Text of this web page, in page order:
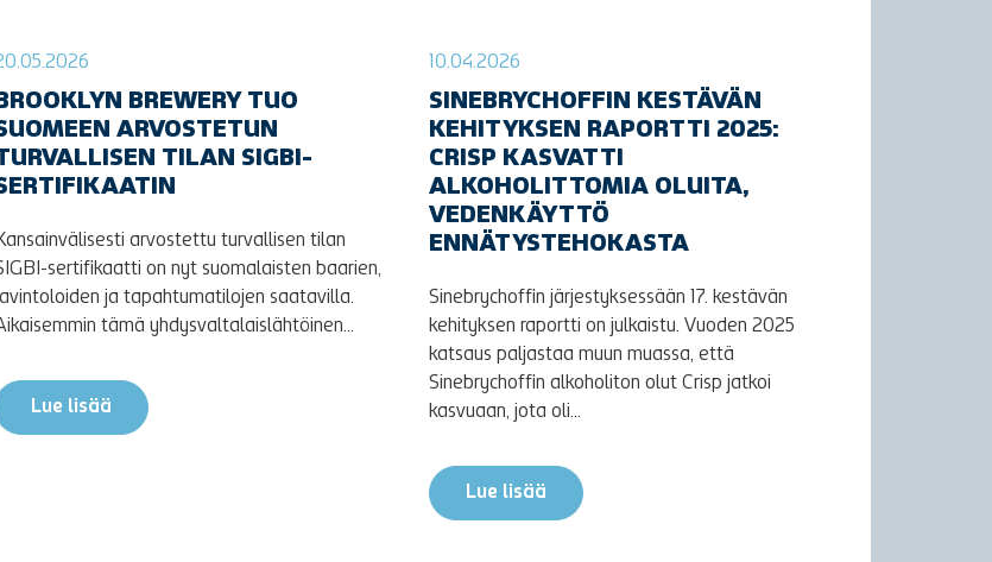
BREWERY TUO
ARVOSTETUN
TURVALLISEN TILAN SIGBI-
arvostettu turvallisen tilan
sertifikaatti on nyt suomalaisten baarien,
ja tapahtumatilojen saatavilla.
tämä yhdysvaltalaislähtöinen...
Lue lisää
10.04.2026
SINEBRYCHOFFIN KESTÄVÄN
KEHITYKSEN RAPORTTI 2025:
CRISP KASVATTI
ALKOHOLITTOMIA OLUITA,
VEDENKÄYTTÖ
ENNÄTYSTEHOKASTA
Sinebrychoffin järjestyksessään 17. kestävän
kehityksen raportti on julkaistu. Vuoden 2025
katsaus paljastaa muun muassa, että
Sinebrychoffin alkoholiton olut Crisp jatkoi
kasvuaan, jota oli...
Lue lisää